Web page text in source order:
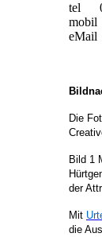
tel
mobil
eMail
Die
Bild 1
der
Mit
die